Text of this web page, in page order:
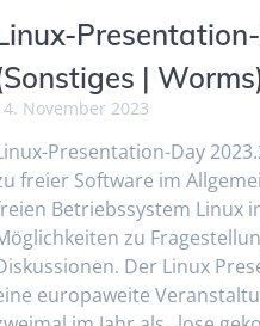
|
November 2023
Presentation-Day
freier Software im
Betriebssystem Linux
zu
Der Linux
europaweite